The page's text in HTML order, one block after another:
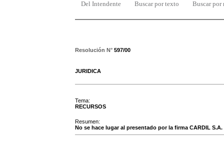
Del Intendente Buscar por texto Buscar por
Resolución N° 597/00
JURIDICA
Tema:
RECURSOS
Resumen:
No se hace lugar al presentado por la firma CARDIL S.A.